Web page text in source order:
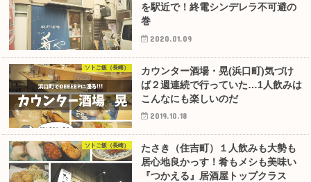
を駅近で！終電シンデレラ不可避の
巻
2020.01.09
ソトご飯（長崎）
カウンター酒場・晃(浜口町)気づけ
ば２週連続で行っていた…1人飲みは
こんなにも楽しいのだ
2019.10.18
ソトご飯（長崎）
たさき（住吉町）１人飲みも大勢も
居心地良かっす！肴もメシも美味い
『つかえる』居酒屋トップクラス